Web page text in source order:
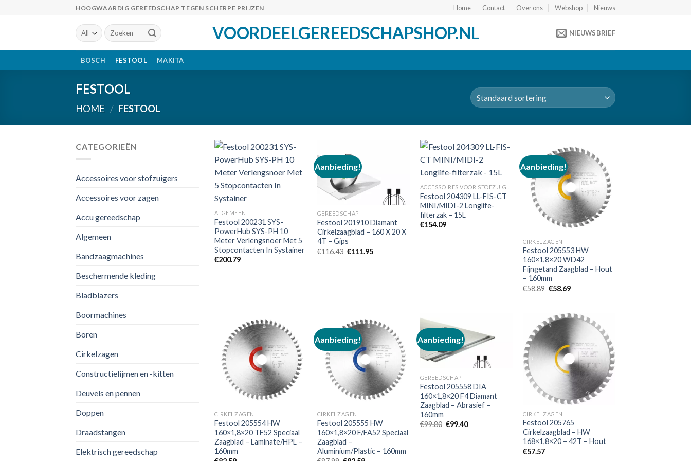
HOOGWAARDIG GEREEDSCHAP TEGEN SCHERPE PRIJZEN Home Contact Over ons Webshop Nieuws
VOORDEELGEREEDSCHAPSHOP.NL
Zoeken
naar:
NIEUWSBRIEF
BOSCH FESTOOL MAKITA
FESTOOL
HOME / FESTOOL
CATEGORIEËN
Accessoires voor stofzuigers
Accessoires voor zagen
Accu gereedschap
Algemeen
Bandzaagmachines
Beschermende kleding
Bladblazers
Boormachines
Boren
Cirkelzagen
Constructielijmen en -kitten
Deuvels en pennen
Doppen
Draadstangen
Elektrisch gereedschap
Toevoegen
ALGEMEEN
Festool 200231 SYS-
PowerHub SYS-PH 10
Meter Verlengsnoer Met 5
Stopcontacten In Systainer
€200.79
Aanbieding!
Toevoegen
aan
verlanglijst
GEREEDSCHAP
Festool 201910 Diamant
Cirkelzaagblad – 160 X 20 X
4T – Gips
€116.43 Oorspronkelijke
€111.95Huidige
Toevoegen
aan
verlanglijst
Festool 204309 LL-FIS-CT
MINI/MIDI-2 Longlife-
filterzak – 15L
€154.09
Aanbieding!
Toevoegen
aan
verlanglijst
CIRKELZAGEN
Festool 205553 HW
160×1,8×20 WD42
Fijngetand Zaagblad – Hout
– 160mm
€58.89 Oorspronkelijke
€58.69Huidige
Toevoegen
aan
verlanglijst
CIRKELZAGEN
Festool 205554 HW
160×1,8×20 TF52 Speciaal
Zaagblad – Laminate/HPL –
160mm
Aanbieding!
Toevoegen
aan
verlanglijst
CIRKELZAGEN
Festool 205555 HW
160×1,8×20 F/FA52 Speciaal
Zaagblad –
Aluminium/Plastic – 160mm
Aanbieding!
Toevoegen
aan
GEREEDSCHAP
Festool 205558 DIA
160×1,8×20 F4 Diamant
Zaagblad – Abrasief –
160mm
€99.80 Oorspronkelijke
€99.40Huidige
Toevoegen
aan
verlanglijst
CIRKELZAGEN
Festool 205765
Cirkelzaagblad – HW
168×1,8×20 – 42T – Hout
€57.57